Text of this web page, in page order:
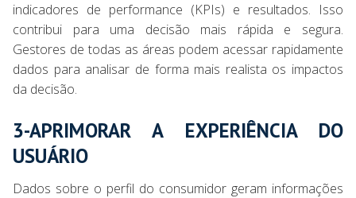
indicadores de performance (KPIs) e resultados. Isso
contribui para uma decisão mais rápida e segura.
Gestores de todas as áreas podem acessar rapidamente
dados para analisar de forma mais realista os impactos
da decisão.
3-APRIMORAR A EXPERIÊNCIA DO
USUÁRIO
Dados sobre o perfil do consumidor geram informações